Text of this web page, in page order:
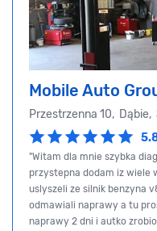
Mobile Auto
Przestrzenna 10, Dąbie,
"Witam dla mnie szybka
przystepna dodam iz wiele
uslyszeli ze silnik benzyna
odmawiali naprawy a tu
naprawy 2 dni i autko